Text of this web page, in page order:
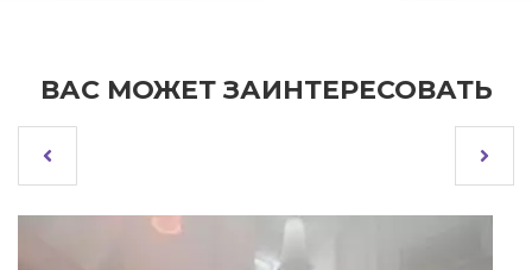
ВАС МОЖЕТ ЗАИНТЕРЕСОВАТЬ